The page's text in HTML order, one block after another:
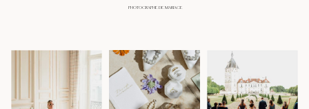
PHOTOGRAPHE DE MARIAGE